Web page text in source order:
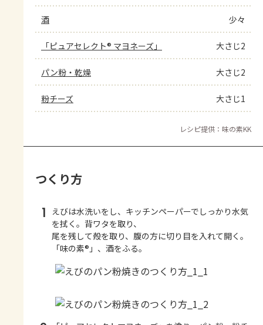
酒 少々
「ピュアセレクト® マヨネーズ」 大さじ2
パン粉・乾燥 大さじ2
粉チーズ 大さじ1
レシピ提供：味の素KK
つくり方
1
えびは水洗いをし、キッチンペーパーでしっかり水気
を拭く。背ワタを取り、
尾を残して殻を取り、腹の方に切り目を入れて開く。
「味の素®」、酒をふる。